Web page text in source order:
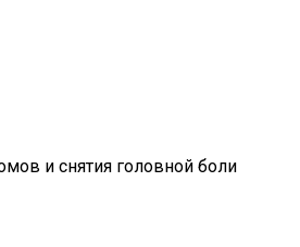
и снятия головной боли